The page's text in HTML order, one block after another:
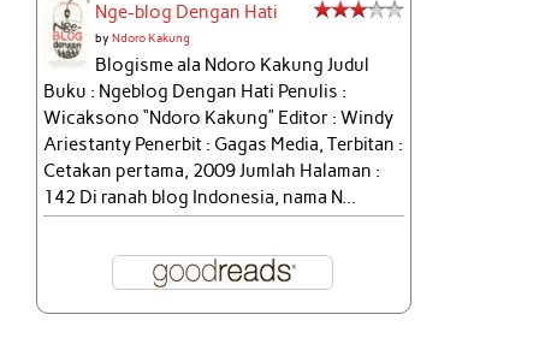
Nge-blog Dengan Hati
byNdoro Kakung
Blogisme ala Ndoro Kakung Judul
Buku : Ngeblog Dengan Hati Penulis :
Wicaksono “Ndoro Kakung” Editor : Windy
Ariestanty Penerbit : Gagas Media, Terbitan :
Cetakan pertama, 2009 Jumlah Halaman :
142 Di ranah blog Indonesia, nama N...